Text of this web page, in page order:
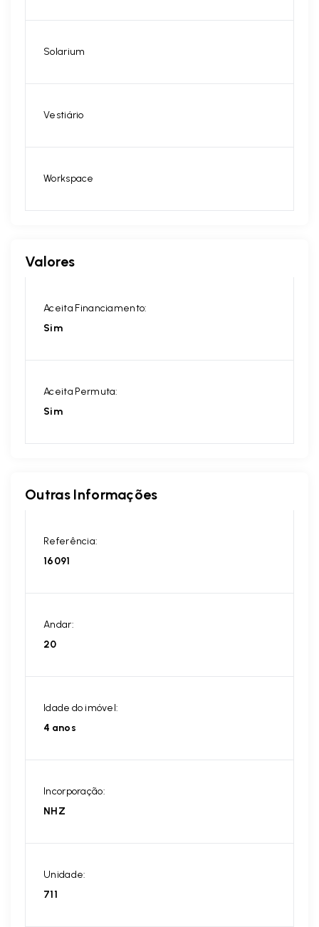
Solarium
Vestiário
Workspace
Valores
Aceita Financiamento:
Sim
Aceita Permuta:
Sim
Outras Informações
Referência:
16091
Andar:
20
Idade do imóvel:
4 anos
Incorporação:
NHZ
Unidade:
711